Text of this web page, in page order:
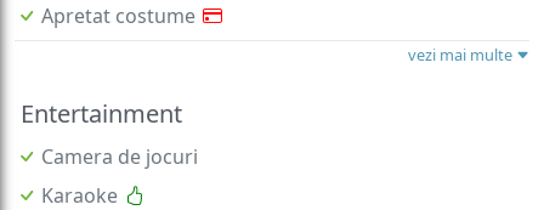
Apretat costume
vezi mai multe
Entertainment
Camera de jocuri
Karaoke